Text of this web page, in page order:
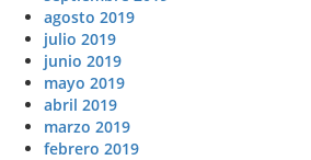
agosto 2019
julio 2019
junio 2019
mayo 2019
abril 2019
marzo 2019
febrero 2019